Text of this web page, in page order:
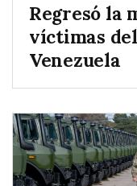
Regresó la
víctimas
Venezuela